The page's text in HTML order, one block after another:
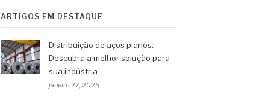
ARTIGOS EM DESTAQUE
Distribuição de aços planos:
Descubra a melhor solução para
sua indústria
janeiro 27, 2025